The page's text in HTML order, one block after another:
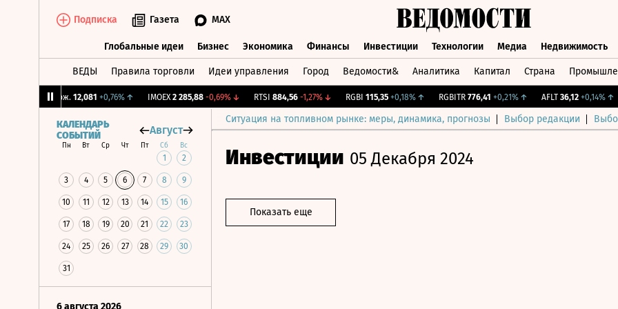
Подписка Газета MAX
Глобальные идеи Бизнес Экономика Финансы Инвестиции Технологии Медиа Недвижимость
ВЕДЫ Правила торговли Идеи управления Город Ведомости& Аналитика Капитал Страна
12,081 +0,76%↑ IMOEX 2 285,88 -0,69%↓ RTSI 884,56 -1,27%↓ RGBI 115,35 +0,18% ↑ RGBITR 776,41 +0,21%↑ AFLT 36,12 +0,14% ↑
Ситуация на топливном рынке: меры, динамика, прогнозы Выбор редакции
КАЛЕНДАРЬ
СОБЫТИЙ
Август
Пн Вт Ср Чт Пт Сб Вс
1 2
3 4 5 6 7 8 9
10 11 12 13 14 15 16
17 18 19 20 21 22 23
24 25 26 27 28 29 30
31
6 августа 2026
Инвестиции 05 Декабря 2024
Показать еще